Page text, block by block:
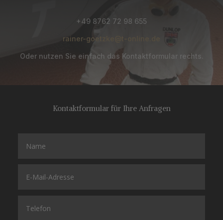
+49 8762 72 98 655
rainer-goetzke@t-online.de
Oder nutzen Sie einfach das Kontaktformular rechts.
Kontaktformular für Ihre Anfragen